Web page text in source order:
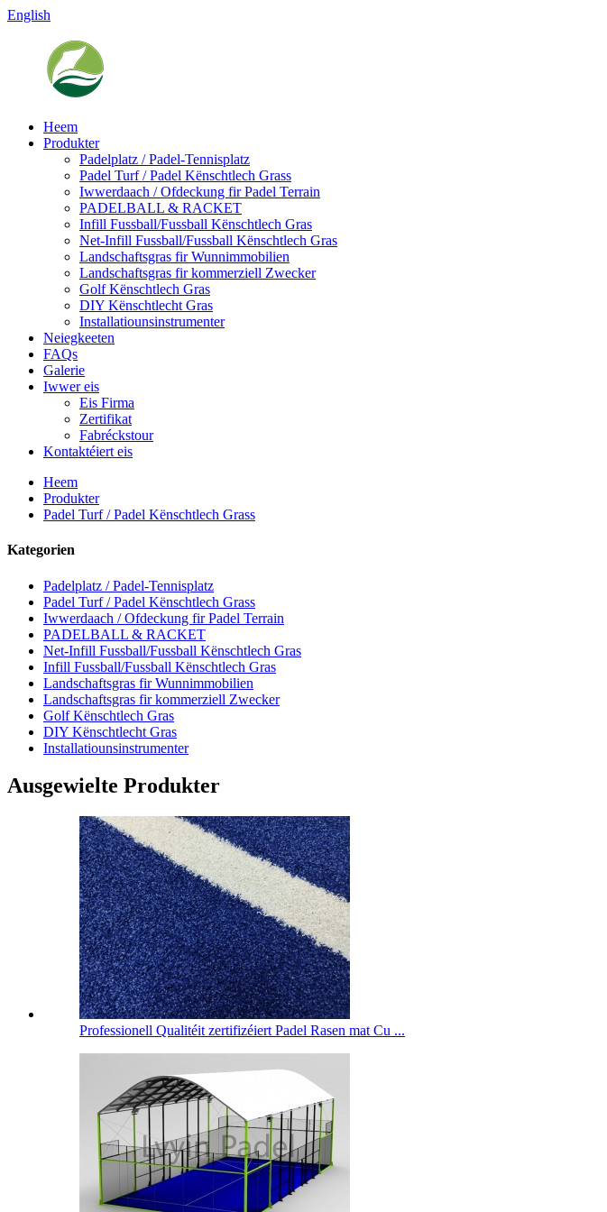
English
Heem
Produkter
Padelplatz / Padel-Tennisplatz
Padel Turf / Padel Kënschtlech Grass
Iwwerdaach / Ofdeckung fir Padel Terrain
PADELBALL & RACKET
Infill Fussball/Fussball Kënschtlech Gras
Net-Infill Fussball/Fussball Kënschtlech Gras
Landschaftsgras fir Wunnimmobilien
Landschaftsgras fir kommerziell Zwecker
Golf Kënschtlech Gras
DIY Kënschtlecht Gras
Installatiounsinstrumenter
Neiegkeeten
FAQs
Galerie
Iwwer eis
Eis Firma
Zertifikat
Fabréckstour
Kontaktéiert eis
Heem
Produkter
Padel Turf / Padel Kënschtlech Grass
Kategorien
Padelplatz / Padel-Tennisplatz
Padel Turf / Padel Kënschtlech Grass
Iwwerdaach / Ofdeckung fir Padel Terrain
PADELBALL & RACKET
Net-Infill Fussball/Fussball Kënschtlech Gras
Infill Fussball/Fussball Kënschtlech Gras
Landschaftsgras fir Wunnimmobilien
Landschaftsgras fir kommerziell Zwecker
Golf Kënschtlech Gras
DIY Kënschtlecht Gras
Installatiounsinstrumenter
Ausgewielte Produkter
Professionell Qualitéit zertifizéiert Padel Rasen mat Cu ...